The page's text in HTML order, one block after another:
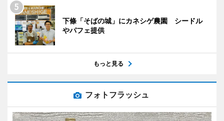
下條「そばの城」にカネシゲ農園 シードル
やパフェ提供
もっと見る
フォトフラッシュ